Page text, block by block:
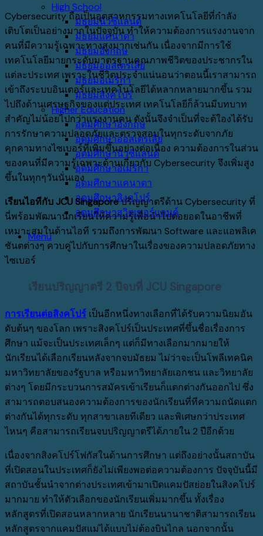
High School
มัธยมนิวซีแลนด์
มัธยมแคนาดา
มัธยมอังกฤษ
มัธยมออสเตรเลีย
มัธยมอเมริกา
มัธยมสิงคโปร์
Higher Education
อุดมศึกษาอังกฤษ
อุดมศึกษาออสเตรเลีย
อุดมศึกษานิวซีแลนด์
อุดมศึกษาอเมริกา
อุดมศึกษาแคนาดา
อุดมศึกษาสิงคโปร์
อุดมศึกษาสวิตเซอร์แลนด์
Menu
Cybersecurity ถือเป็นอุตสาหกรรมทางเทคโนโลยีที่กำลัง
เติบโตเป็นอย่างมากในปัจจุบันทำให้ความต้องการแรงงานจาก
คนที่มีความรู้เฉพาะทางสูงมากเช่นกัน เนื่องจากมีการใช้
เทคโนโลยีมายกระดับมาตรฐานคุณภาพชีวิตของประชากรใน
แต่ละประเทศ เพราะในชีวิตประจำแน่นอนว่าตอนนี้เราสามารถ
เข้าถึงระบบอินเตอร์และเทคโนโลยีได้หลากหลายมากขึ้น รวม
ไปถึงด้านเศรษฐกิจของแต่ประเทศ เทคโนโลยีก็ล้วนมีบทบาท
สำคัญไม่น้อยไปกว่าแรงงานคน ดังนั้นจึงจำเป็นที่จะต้ใองได้รับ
การรักษาความปลอดภัยและตรวจสอบในทุกระดับจากภัย
คุกคามทางไซเบอร์ที่เพิ่มขึ้นอย่างต่อเนื่อง ความต้องการในส่วน
ของคนที่มีความรู้เฉพาะด้านเกี่ยวกับ Cybersecurity จึงเพิ่มสูง
ขึ้นในทุกๆวันนั่นเอง
เรียนไอทีกับ JCU Singaporeปริญญาตรีด้านCybersecurityที่
นี่พร้อมพัฒนานักเรียนให้ความรู้เพื่อนำไปต่อยอดในอาชีพที่
เหมาะสมในด้านไอที รวมถึงการพัฒนา Software และแอพลิเค
ชันตต่างๆ ควบคู่ไปกับการศึกษาในเรื่องของความปลอดภัยทาง
ไซเบอร์
เรียนปริญญาตรี 2 ปีจบที่ JCU Singapore
การเรียนต่อสิงคโปร์ เป็นอีกหนึ่งทางเลือกที่ได้รับความนิยมอัน
ดับต้นๆ ของโลก เพราะสิงคโปร์เป็นประเทศที่ขึ้นชื่อเรื่องการ
ศึกษา แม้จะเป็นประเทศเล็กๆ แต่ก็มีทางเลือกมากมายให้
นักเรียนได้เลือกเรียนหลังจากจบมัธยม ไม่ว่าจะเป็นโพลีเทคนิค
มหาวิทยาลัยของรัฐบาล หรือมหาวิทยาลัยเอกชน และวิทยาลัย
ต่างๆ โดยมีกระบวนการสมัครเข้าเรียนก็แตกต่างกันออกไป ซึ่ง
สามารถตอบสนองความต้องการของนักเรียนที่ทีความถนัดแตก
ต่างกันได้ทุกระดับ ทุกสาขาเลยทีเดียว และพิเศษกว่าประเทศ
ไหนๆ คือสามารถเรียนจบปริญญาตรีได้ภายใน2 ปีอีกด้วย
เนื่องจากสิงคโปร์โฟกัสในด้านการศึกษา แต่ถึงอย่างนั้นสถาบัน
ที่เปิดสอนในประเทศก็ยังไม่เพียงพอต่อความต้องการ ปัจจุบันนี้มี
สถาบันชั้นนำจากต่างประเทศเข้ามาเปิดแคมปัสย่อยในสิงคโปร์
มากมาย ทำให้ตัวเลือกของนักเรียนเพิ่มมากขึ้นทั้งเรื่อง
หลักสูตรที่เปิดสอนหลากหลาย นักเรียนนานาชาติสามารถเรียน
หลักสูตรจากแคมปัสแม่ได้แบบไม่ต้องบินไกล นอกจากนั้น